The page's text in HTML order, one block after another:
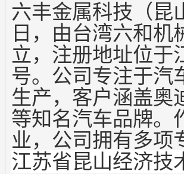
六丰金属科技（昆
日，由台湾六和
立，注册地址位于
号。公司专注于汽
生产，客户涵盖奥
等知名汽车品牌。
业，公司拥有多项
江苏省昆山经济技